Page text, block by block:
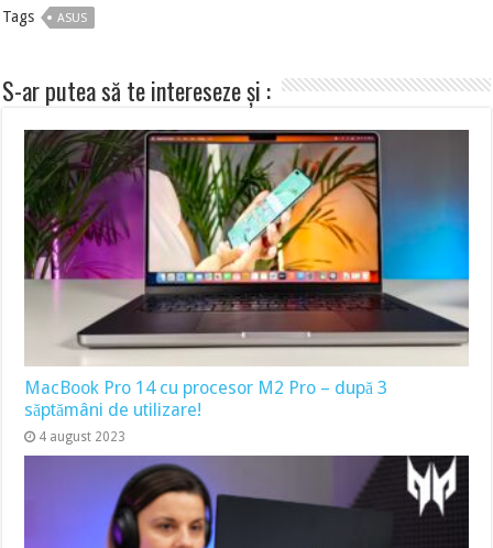
Tags ASUS
S-ar putea să te intereseze și :
MacBook Pro 14 cu procesor M2 Pro – după 3
săptămâni de utilizare!
4 august 2023